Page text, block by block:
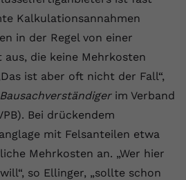
Kalkulationsannahmen
in der Regel von einer
die keine Mehrkosten
ist aber oft nicht der Fall“,
Bausachverständigerim Verband
Bei drückendem
mit Felsanteilen etwa
Mehrkosten an. „Wer hier
so Ellinger, „sollte schon
Wert speichert Ihre Consent-
Unter anderem eine
generierte ID, für die
Speicherung Ihrer
Einstellungen, falls der
Betreiber dies eingestellt
und statistische
zu erfassen.
Ads
Google Ads für das
Tracking verwendet, um
der Nutzung auf unserer
zuzuordnen.
anzeigen
Website externe Inhalte,
anzubieten.
anzeigen